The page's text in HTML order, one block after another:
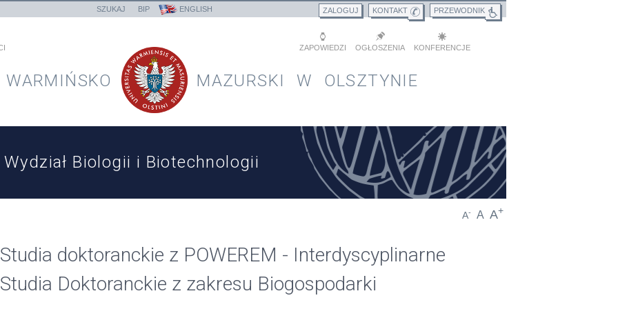
SZUKAJ BIP ENGLISH PRZEWODNIK
KONTAKT
ZALOGUJ
KONFERENCJE
OGŁOSZENIA
ZAPOWIEDZI
WARMIŃSKO MAZURSKI W OLSZTYNIE
Wydział Biologii i Biotechnologii
A- A A+
Studia doktoranckie z POWEREM - Interdyscyplinarne
Studia Doktoranckie z zakresu Biogospodarki